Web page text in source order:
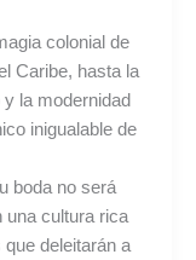
colonial de
Caribe, hasta la
la modernidad
inigualable de
boda no será
una cultura rica
deleitarán a